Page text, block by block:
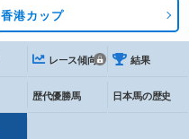
香港カップ
レース傾向 結果
歴代優勝馬 日本馬の歴史